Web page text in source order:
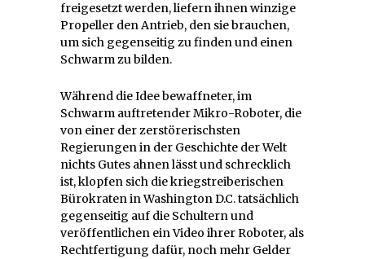
freigesetzt werden, liefern ihnen winzige
Propeller den Antrieb, den sie brauchen,
um sich gegenseitig zu finden und einen
Schwarm zu bilden.
Während die Idee bewaffneter, im
Schwarm auftretender Mikro-Roboter, die
von einer der zerstörerischsten
Regierungen in der Geschichte der Welt
nichts Gutes ahnen lässt und schrecklich
ist, klopfen sich die kriegstreiberischen
Bürokraten in Washington D.C. tatsächlich
gegenseitig auf die Schultern und
veröffentlichen ein Video ihrer Roboter, als
Rechtfertigung dafür, noch mehr Gelder